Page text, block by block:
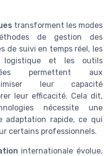
transforment les modes
de gestion des
de suivi en temps réel, les
logistique et les outils
permettent aux
leur capacité
leur efficacité. Cela dit,
nécessite une
rapide, ce qui
certains professionnels.
internationale évolue,